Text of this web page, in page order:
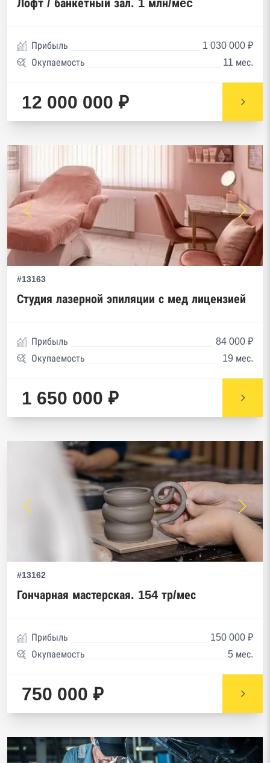
Лофт / банкетный зал. 1 млн/мec
Прибыль
1 030 000 ₽
Окупаемость
11 мес.
12 000 000 ₽
#13163
Студия лазерной эпиляции с мед лицензией
Прибыль
84 000 ₽
Окупаемость
19 мес.
1 650 000 ₽
#13162
Гончарная мастерская. 154 тр/мес
Прибыль
150 000 ₽
Окупаемость
5 мес.
750 000 ₽